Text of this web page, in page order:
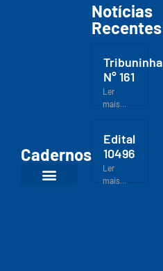
Cadernos
Notícias
Recentes
Tribuninha
N° 161
Ler
mais...
Edital
10496
Ler
mais...